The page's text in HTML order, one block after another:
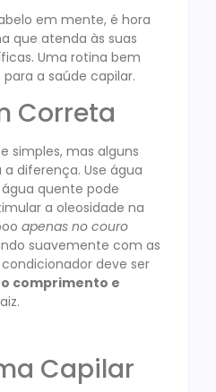
em mente, é hora
que atenda às suas
Uma rotina bem
a saúde capilar.
Correta
simples, mas alguns
diferença. Use água
quente pode
a oleosidade na
apenas no couro
suavemente com as
deve ser
comprimento e
Capilar